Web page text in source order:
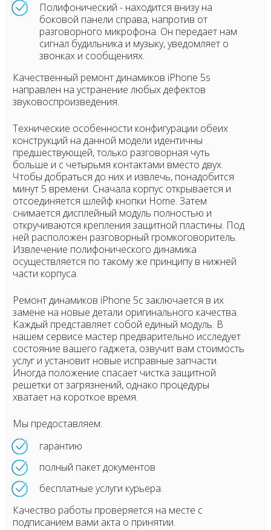
Полифонический - находится внизу на
боковой панели справа, напротив от
разговорного микрофона. Он передает нам
сигнал будильника и музыку, уведомляет о
звонках и сообщениях.
Качественный ремонт динамиков iPhone 5s
направлен на устранение любых дефектов
звуковоспроизведения.
Технические особенности конфигурации обеих
конструкций на данной модели идентичны
предшествующей, только разговорная чуть
больше и с четырьмя контактами вместо двух.
Чтобы добраться до них и извлечь, понадобится
минут 5 времени. Сначала корпус открывается и
отсоединяется шлейф кнопки Home. Затем
снимается дисплейный модуль полностью и
откручиваются крепления защитной пластины. Под
ней расположен разговорный громкоговоритель.
Извлечение полифонического динамика
осуществляется по такому же принципу в нижней
части корпуса.
Ремонт динамиков iPhone 5c заключается в их
замене на новые детали оригинального качества.
Каждый представляет собой единый модуль. В
нашем сервисе мастер предварительно исследует
состояние вашего гаджета, озвучит вам стоимость
услуг и установит новые исправные запчасти.
Иногда положение спасает чистка защитной
решетки от загрязнений, однако процедуры
хватает на короткое время.
Мы предоставляем:
гарантию
полный пакет документов
бесплатные услуги курьера.
Качество работы проверяется на месте с
подписанием вами акта о принятии.